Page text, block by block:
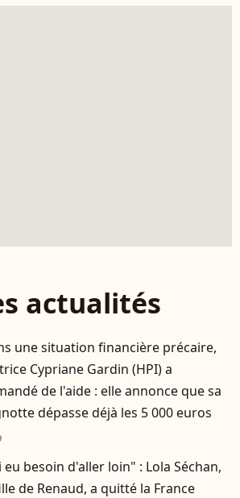
actualités
une situation financière précaire,
Cypriane Gardin (HPI) a
de l'aide : elle annonce que sa
dépasse déjà les 5 000 euros
eu besoin d'aller loin" : Lola Séchan,
de Renaud, a quitté la France